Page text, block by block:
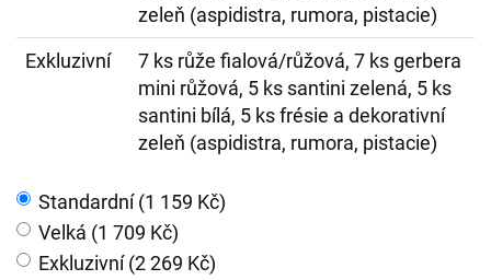
zeleň (aspidistra, rumora, pistacie)
Exkluzivní
7 ks růže fialová/růžová, 7 ks gerbera
mini růžová, 5 ks santini zelená, 5 ks
santini bílá, 5 ks frésie a dekorativní
zeleň (aspidistra, rumora, pistacie)
Standardní (1 159 Kč)
Velká (1 709 Kč)
Exkluzivní (2 269 Kč)